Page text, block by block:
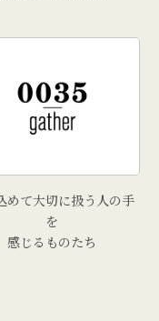
めて大切に扱う人の手
を
感じるものたち